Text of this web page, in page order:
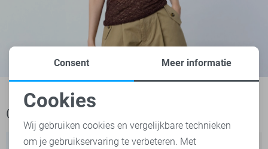
Ook het bekijken waard
Noodzakelijke cookies
Personalisatie cookies
Consent Meer informatie
Cookies
Wij gebruiken cookies en vergelijkbare technieken
om je gebruikservaring te verbeteren. Met